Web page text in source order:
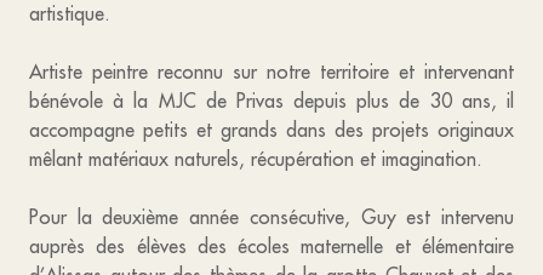
artistique.
Artiste peintre reconnu sur notre territoire et intervenant
bénévole à la MJC de Privas depuis plus de 30 ans, il
accompagne petits et grands dans des projets originaux
mêlant matériaux naturels, récupération et imagination.
Pour la deuxième année consécutive, Guy est intervenu
auprès des élèves des écoles maternelle et élémentaire